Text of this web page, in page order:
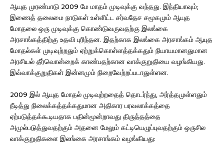
ஆயுத முரண்பாடு 2009 மே மாதம் முடிவுக்கு வந்தது. இந்தியாவும்;
இணைத் தலைமை நாடுகள் உள்ளிட்ட சர்வதேச சமூகமும் ஆயுத
மோதலை ஒரு முடிவுக்கு கொண்டுவருவதற்கு இலங்கை
அரசாங்கத்திற்கு உதவி புரிந்தன. இதற்காக இலங்கை அரசாங்கம் ஆயுத
மோதல்கள் முடிவுற்றதும் ஏற்றுக்கொள்ளத்தக்கதும் நியாயமானதுமான
அரசியல் தீர்வொன்றைக் காண்பதற்கான வாக்குறுதியை வழங்கியது.
இவ்வாக்குறுதிகள் இன்னமும் நிறைவேற்றப்படாதுள்ளன.
2009 இல் ஆயுத மோதல் முடிவுற்றதைத் தொடர்ந்து, அர்த்தமுள்ளதும்
நீடித்து நிலைக்கத்தக்கதுமான அதிகார பரவலாக்கத்தை
ஏற்படுத்தக்கூடியதாக பதின்மூன்றாவது திருத்தத்தை
அமுல்படுத்துவதற்கும் அதனை மேலும் கட்டியெழுப்புவதற்கும் ஒருசில
வாக்குறுதிகளை இலங்கை அரசாங்கம் வழங்கியது: